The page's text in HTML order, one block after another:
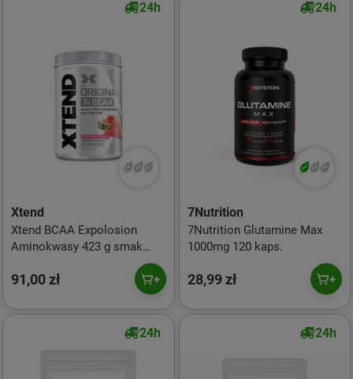
24h
Xtend
Xtend BCAA Expolosion
Aminokwasy 423 g smak
91,00 zł
24h
7Nutrition
7Nutrition Glutamine Max
1000mg 120 kaps.
28,99 zł
24h 24h